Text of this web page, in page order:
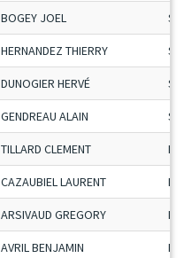
BOGEY JOEL
HERNANDEZ THIERRY
DUNOGIER HERVÉ
GENDREAU ALAIN
TILLARD CLEMENT
CAZAUBIEL LAURENT
ARSIVAUD GREGORY
AVRIL BENJAMIN